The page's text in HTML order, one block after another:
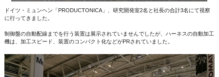
ドイツ・ミュンヘン「PRODUCTONICA」、研究開発室2名と社長の合計3名にて視察
に行ってきました。
制御盤の自動配線までを行う装置は展示されていませんでしたが、ハーネスの自動加工
機は、加工スピード、装置のコンパクト化などがPRされていました。